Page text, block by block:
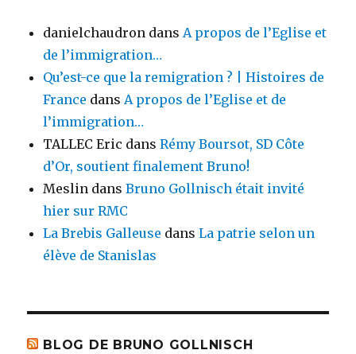
danielchaudron dansA propos de l’Eglise et
de l’immigration…
Qu’est-ce que la remigration ? | Histoires de
France dansA propos de l’Eglise et de
l’immigration…
TALLEC Eric dansRémy Boursot, SD Côte
d’Or, soutient finalement Bruno!
Meslin dansBruno Gollnisch était invité
hier sur RMC
La Brebis Galleuse dansLa patrie selon un
élève de Stanislas
BLOG DE BRUNO GOLLNISCH